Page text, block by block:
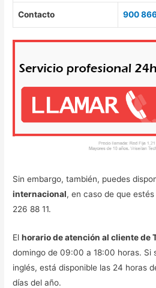
Contacto 900
Sin embargo, también, puedes
internacional, en caso de que
226 88 11.
Elhorario de atención al cliente de
domingo de 09:00 a 18:00 horas. Si
inglés, está disponible las 24 horas
días del año.